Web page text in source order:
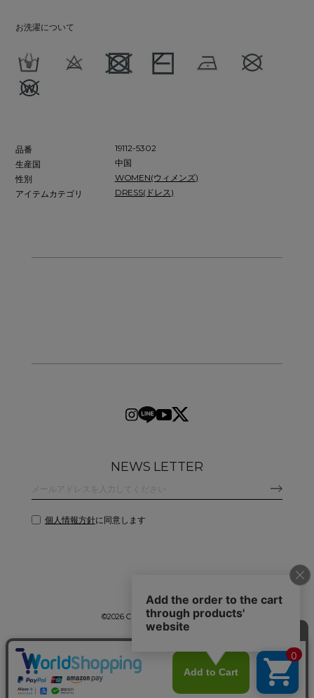
お洗濯について
品番
19112-5302
生産国
中国
性別
WOMEN(ウィメンズ)
アイテムカテゴリ
DRESS(ドレス)
NEWS LETTER
個人情報方針に同意します
©2026 CLANE DESIGN CO.,LTD